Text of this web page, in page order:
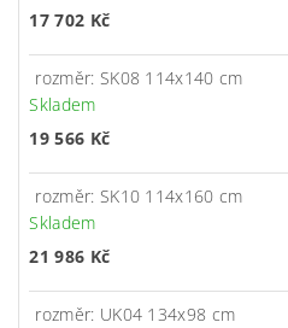
17 702 Kč
rozměr: SK08 114x140 cm
Skladem
19 566 Kč
rozměr: SK10 114x160 cm
Skladem
21 986 Kč
rozměr: UK04 134x98 cm